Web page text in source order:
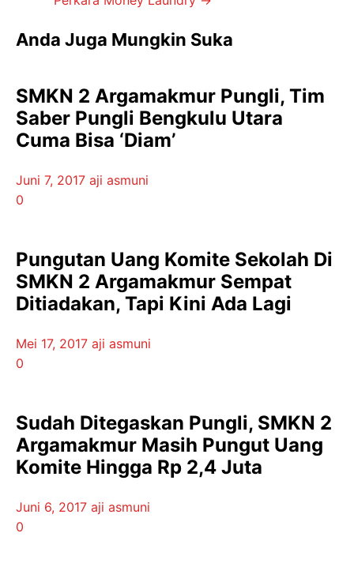
Anda Juga Mungkin Suka
SMKN 2 Argamakmur Pungli, Tim
Saber Pungli Bengkulu Utara
Cuma Bisa ‘Diam’
Juni 7, 2017 aji asmuni
0
Pungutan Uang Komite Sekolah Di
SMKN 2 Argamakmur Sempat
Ditiadakan, Tapi Kini Ada Lagi
Mei 17, 2017 aji asmuni
0
Sudah Ditegaskan Pungli, SMKN 2
Argamakmur Masih Pungut Uang
Komite Hingga Rp 2,4 Juta
Juni 6, 2017 aji asmuni
0